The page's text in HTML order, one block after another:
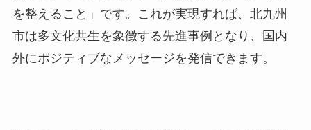
を整えること」です。これが実現すれば、北九州
市は多文化共生を象徴する先進事例となり、国内
外にポジティブなメッセージを発信できます。